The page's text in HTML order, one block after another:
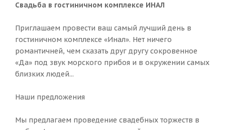
Свадьба в гостиничном комплексе ИНАЛ
Приглашаем провести ваш самый лучший день в
гостиничном комплексе «Инал». Нет ничего
романтичней, чем сказать друг другу сокровенное
«Да» под звук морского прибоя и в окружении самых
близких людей...
Наши предложения
Мы предлагаем проведение свадебных торжеств в